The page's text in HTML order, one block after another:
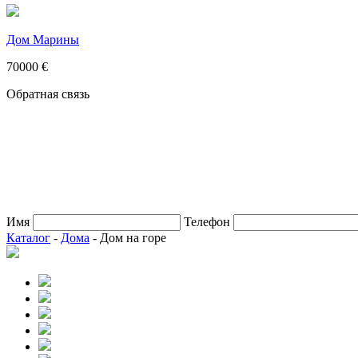
Дом Марины
70000 €
Обратная связь
Имя Телефон
Каталог - Дома - Дом на горе